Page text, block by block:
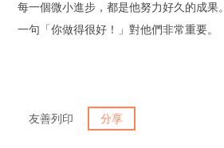
每一個微小進步，都是他努力好久的成果。
一句「你做得很好！」對他們非常重要。
友善列印 分享